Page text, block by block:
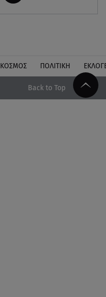
ΚΟΣΜΟΣ ΠΟΛΙΤΙΚΗ
Back to Top